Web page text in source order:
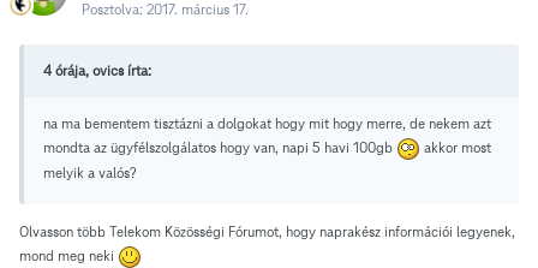
Posztolva: 2017. március 17.
4 órája, ovics írta:
na ma bementem tisztázni a dolgokat hogy mit hogy merre, de nekem azt
mondta az ügyfélszolgálatos hogy van, napi 5 havi 100gb
akkor most
melyik a valós?
Olvasson több Telekom Közösségi Fórumot, hogy naprakész információi legyenek,
mond meg neki